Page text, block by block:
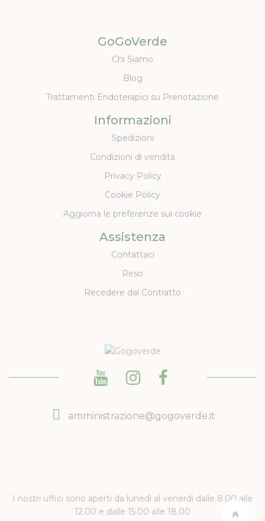
GoGoVerde
Chi Siamo
Blog
Trattamenti Endoterapici su Prenotazione
Informazioni
Spedizioni
Condizioni di vendita
Privacy Policy
Cookie Policy
Aggiorna le preferenze sui cookie
Assistenza
Contattaci
Reso
Recedere dal Contratto
amministrazione@gogoverde.it
I nostri uffici sono aperti da lunedì al venerdi dalle 8.00 alle
12.00 e dalle 15.00 alle 18.00